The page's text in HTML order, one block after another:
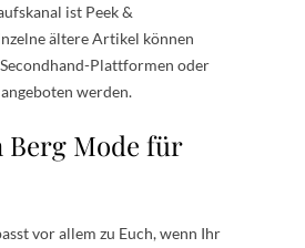
ist Peek &
ältere Artikel können
Plattformen oder
werden.
Mode für
vor allem zu Euch, wenn Ihr